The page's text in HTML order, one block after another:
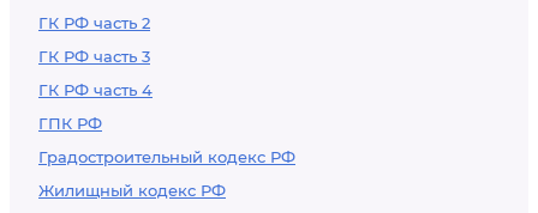
ГК РФ часть 2
ГК РФ часть 3
ГК РФ часть 4
ГПК РФ
Градостроительный кодекс РФ
Жилищный кодекс РФ